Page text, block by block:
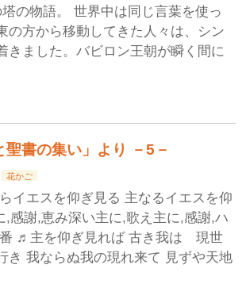
の物語。 世界中は同じ言葉を使っ
の方から移動してきた人々は、シン
きました。バビロン王朝が瞬く間に
聖書の集い」より －5－
花かご
イエスを仰ぎ見る 主なるイエスを仰
,感謝,恵み深い主に,歌え主に,感謝,ハ
番 ♬主を仰ぎ見れば 古き我は 現世
き 我ならぬ我の現れ来て 見ずや天地